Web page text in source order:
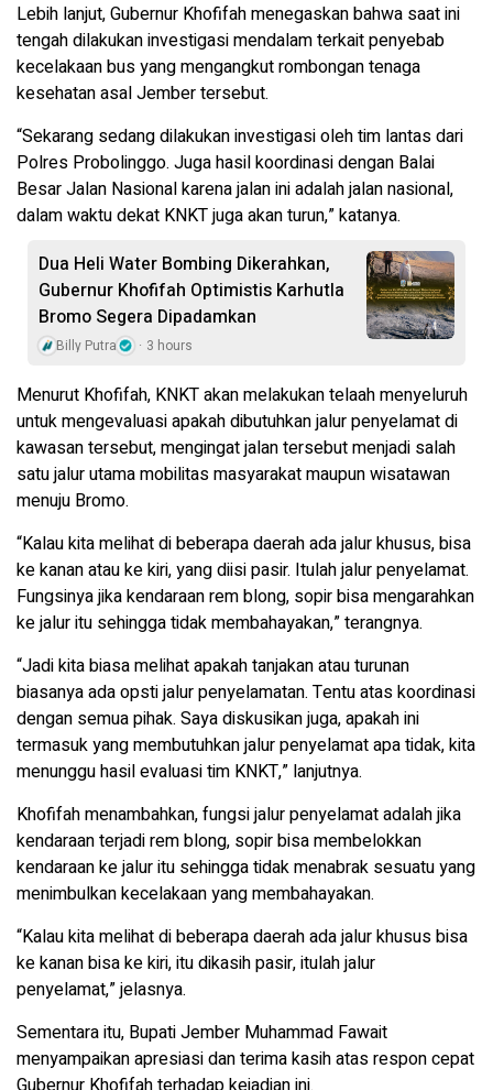
Lebih lanjut, Gubernur Khofifah menegaskan bahwa saat ini
tengah dilakukan investigasi mendalam terkait penyebab
kecelakaan bus yang mengangkut rombongan tenaga
kesehatan asal Jember tersebut.
“Sekarang sedang dilakukan investigasi oleh tim lantas dari
Polres Probolinggo. Juga hasil koordinasi dengan Balai
Besar Jalan Nasional karena jalan ini adalah jalan nasional,
dalam waktu dekat KNKT juga akan turun,” katanya.
Dua Heli Water Bombing Dikerahkan,
Gubernur Khofifah Optimistis Karhutla
Bromo Segera Dipadamkan
Billy Putra 3 hours
Menurut Khofifah, KNKT akan melakukan telaah menyeluruh
untuk mengevaluasi apakah dibutuhkan jalur penyelamat di
kawasan tersebut, mengingat jalan tersebut menjadi salah
satu jalur utama mobilitas masyarakat maupun wisatawan
menuju Bromo.
“Kalau kita melihat di beberapa daerah ada jalur khusus, bisa
ke kanan atau ke kiri, yang diisi pasir. Itulah jalur penyelamat.
Fungsinya jika kendaraan rem blong, sopir bisa mengarahkan
ke jalur itu sehingga tidak membahayakan,” terangnya.
“Jadi kita biasa melihat apakah tanjakan atau turunan
biasanya ada opsti jalur penyelamatan. Tentu atas koordinasi
dengan semua pihak. Saya diskusikan juga, apakah ini
termasuk yang membutuhkan jalur penyelamat apa tidak, kita
menunggu hasil evaluasi tim KNKT,” lanjutnya.
Khofifah menambahkan, fungsi jalur penyelamat adalah jika
kendaraan terjadi rem blong, sopir bisa membelokkan
kendaraan ke jalur itu sehingga tidak menabrak sesuatu yang
menimbulkan kecelakaan yang membahayakan.
“Kalau kita melihat di beberapa daerah ada jalur khusus bisa
ke kanan bisa ke kiri, itu dikasih pasir, itulah jalur
penyelamat,” jelasnya.
Sementara itu, Bupati Jember Muhammad Fawait
menyampaikan apresiasi dan terima kasih atas respon cepat